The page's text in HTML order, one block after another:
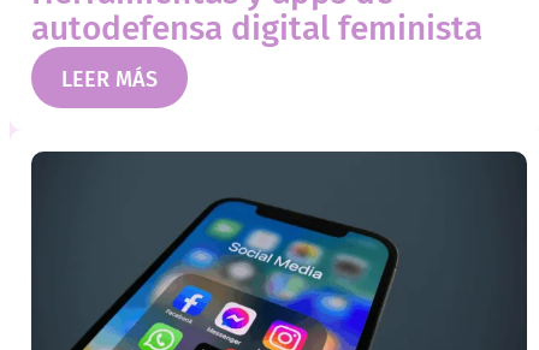
autodefensa digital feminista
LEER MÁS